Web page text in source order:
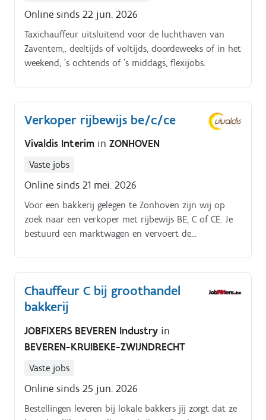
Online sinds 22 jun. 2026
Taxichauffeur uitsluitend voor de luchthaven van
Zaventem,. deeltijds of voltijds, doordeweeks of in het
weekend, ’s ochtends of ’s middags, flexijobs.
Verkoper rijbewijs be/c/ce
Vivaldis Interim in ZONHOVEN
Vaste jobs
Online sinds 21 mei. 2026
Voor een bakkerij gelegen te Zonhoven zijn wij op
zoek naar een verkoper met rijbewijs BE, C of CE. Je
bestuurd een marktwagen en vervoert de
Chauffeur C bij groothandel
bakkerij
JOBFIXERS BEVEREN Industry in
BEVEREN-KRUIBEKE-ZWIJNDRECHT
Vaste jobs
Online sinds 25 jun. 2026
Bestellingen leveren bij lokale bakkers jij zorgt dat ze